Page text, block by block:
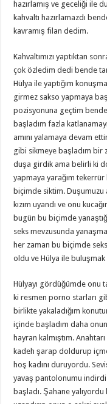
hazırlamış ve geceliği ile
kahvaltı hazırlamazdı
kavramış filan dedim.
Kahvaltımızı yaptıktan
çok özledim dedi bende
Hülya ile yaptığım
girmez sakso yapmaya
pozisyonuna geçtim bende
başladım fazla
amını yalamaya devam
gibi sikmeye başladım bir
duşa girdik ama belirli ki
yapmaya yarağım tekerrür
biçimde siktim.
kızım uyandı ve onu
bugün bu biçimde
seks mevzusunda
her zaman bu biçimde
oldu ve Hülya ile buluşmak
Hülyayı gördüğümde onu
ki resmen porno starları
birlikte yakaladığım
içinde başladım daha
hayran kalmıştım.
kadeh şarap doldurup
hoş kadını duruyordu.
yavaş pantolonumu indirdi
başladı. Şahane